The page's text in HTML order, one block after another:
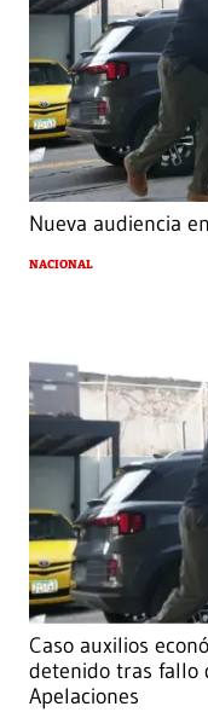
Nueva audiencia
NACIONAL
Caso auxilios
detenido tras fallo
Apelaciones